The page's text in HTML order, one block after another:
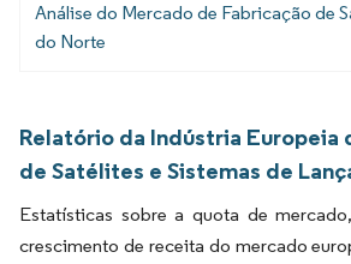
Análise do Mercado de Fabricação de
do Norte
Relatório da Indústria Europeia
de Satélites e Sistemas de
Estatísticas sobre a quota de
crescimento de receita do mercado